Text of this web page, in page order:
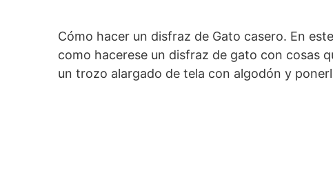
Cómo hacer un disfraz de Gato casero. En
como hacerese un disfraz de gato con cosas
un trozo alargado de tela con algodón y